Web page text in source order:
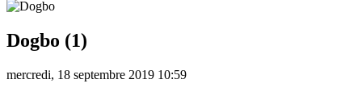
Dogbo (1)
mercredi, 18 septembre 2019 10:59